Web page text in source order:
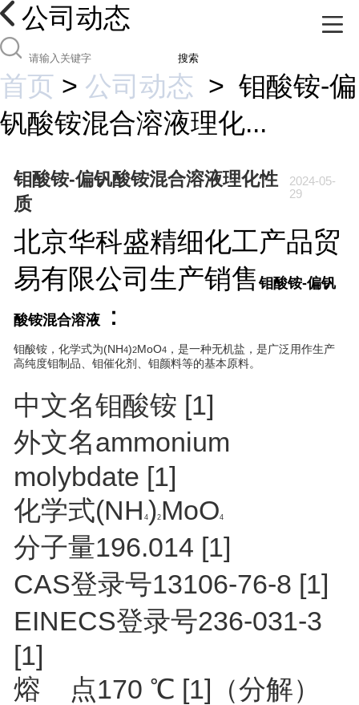
公司动态
搜索
首页 > 公司动态 > 钼酸铵-偏
钒酸铵混合溶液理化...
钼酸铵-偏钒酸铵混合溶液理化性
质
2024-05-
29
北京华科盛精细化工产品贸
易有限公司生产销售钼酸铵-偏钒
酸铵混合溶液：
钼酸铵，化学式为(NH4)2MoO4，是一种无机盐，是广泛用作生产
高纯度钼制品、钼催化剂、钼颜料等的基本原料。
中文名钼酸铵 [1]
外文名ammonium
molybdate [1]
化学式(NH 4)2MoO4
分子量196.014 [1]
CAS登录号13106-76-8 [1]
EINECS登录号236-031-3
[1]
熔 点170 ℃ [1] （分解）